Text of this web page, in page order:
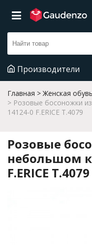
Производители
Главная Женская обувь
Розовые босоножки
14124-0 F.ERICE T.4079
Розовые
небольшом
F.ERICE T.4079